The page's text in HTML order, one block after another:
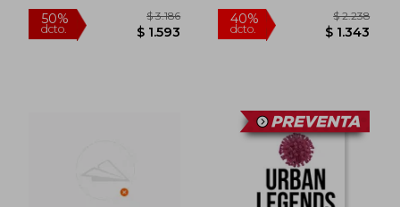
50%
dcto.